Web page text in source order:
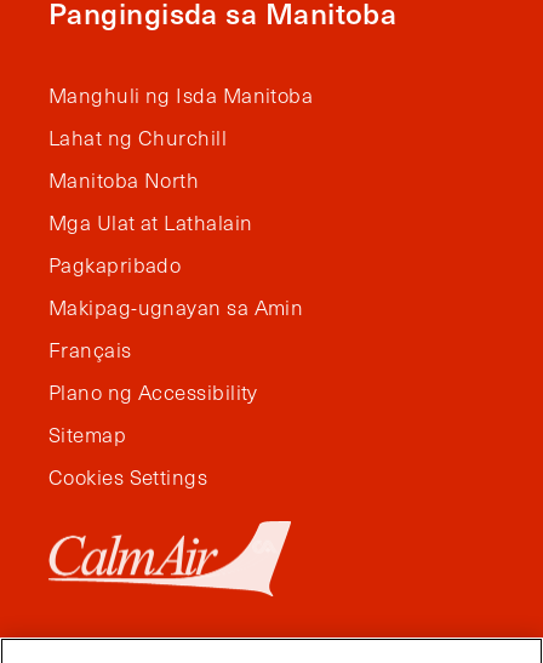
Pangingisda sa Manitoba
Manghuli ng Isda Manitoba
Lahat ng Churchill
Manitoba North
Mga Ulat at Lathalain
Pagkapribado
Makipag-ugnayan sa Amin
Français
Plano ng Accessibility
Sitemap
Cookies Settings